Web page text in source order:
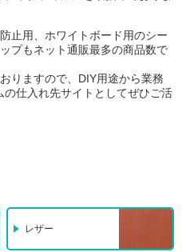
止用、ホワイトボード用のシー
プもネット通販最多の商品数で
りますので、DIY用途から業務
仕入れ先サイトとしてぜひご活
レザー